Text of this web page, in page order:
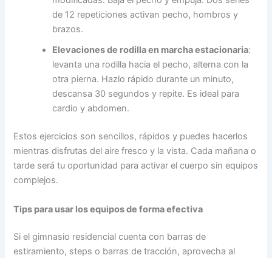
de 12 repeticiones activan pecho, hombros y
brazos.
Elevaciones de rodilla en marcha estacionaria:
levanta una rodilla hacia el pecho, alterna con la
otra pierna. Hazlo rápido durante un minuto,
descansa 30 segundos y repite. Es ideal para
cardio y abdomen.
Estos ejercicios son sencillos, rápidos y puedes hacerlos
mientras disfrutas del aire fresco y la vista. Cada mañana o
tarde será tu oportunidad para activar el cuerpo sin equipos
complejos.
Tips para usar los equipos de forma efectiva
Si el gimnasio residencial cuenta con barras de
estiramiento, steps o barras de tracción, aprovecha al